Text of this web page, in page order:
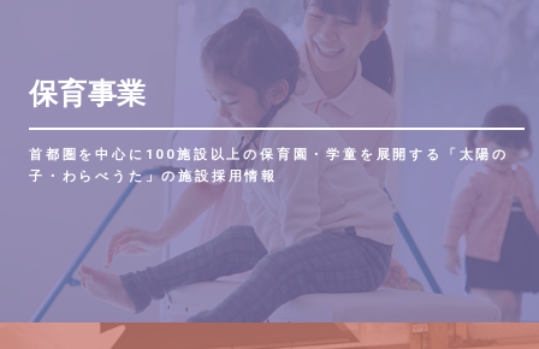
保育事業
首都圏を中心に100施設以上の保育園・学童を展開する「太陽の
子・わらべうた」の施設採用情報